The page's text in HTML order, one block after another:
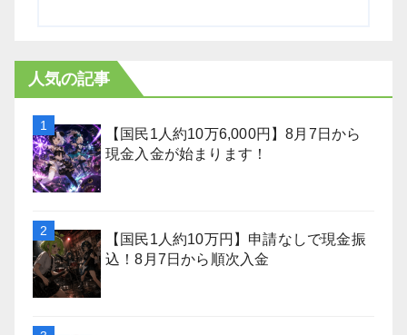
人気の記事
【国民1人約10万6,000円】8月7日から
現金入金が始まります！
【国民1人約10万円】申請なしで現金振
込！8月7日から順次入金